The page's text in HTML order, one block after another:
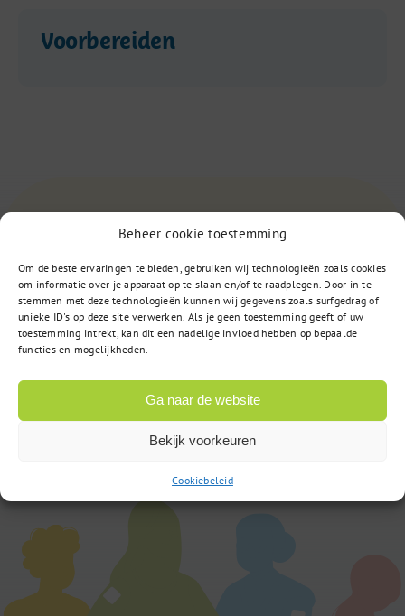
Beheer cookie toestemming
Om de beste ervaringen te bieden, gebruiken wij technologieën zoals cookies
om informatie over je apparaat op te slaan en/of te raadplegen. Door in te
stemmen met deze technologieën kunnen wij gegevens zoals surfgedrag of
unieke ID's op deze site verwerken. Als je geen toestemming geeft of uw
toestemming intrekt, kan dit een nadelige invloed hebben op bepaalde
functies en mogelijkheden.
Ga naar de website
Bekijk voorkeuren
Cookiebeleid
Voorbereiden
Vragen?
085 – 02 98 705
Op werkdagen bereikbaar
van 9:00u tot 17:00u
of Stuur een bericht